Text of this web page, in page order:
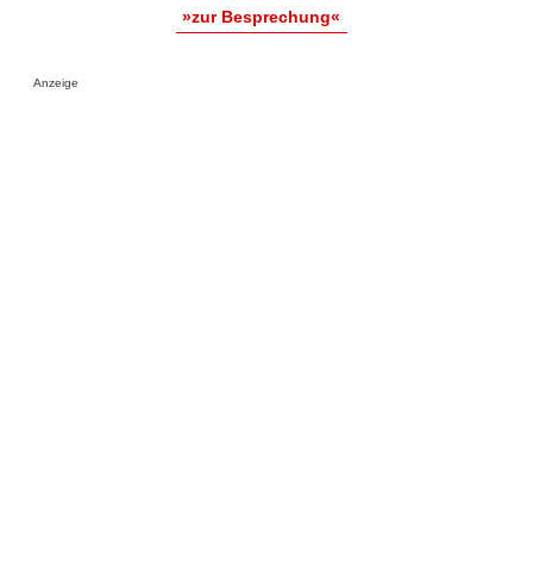
»zur Besprechung«
Anzeige